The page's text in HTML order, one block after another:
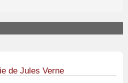
de Jules Verne